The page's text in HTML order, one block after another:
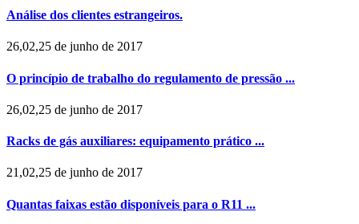
Análise dos clientes estrangeiros.
26,02,25 de junho de 2017
O princípio de trabalho do regulamento de pressão ...
26,02,25 de junho de 2017
Racks de gás auxiliares: equipamento prático ...
21,02,25 de junho de 2017
Quantas faixas estão disponíveis para o R11 ...